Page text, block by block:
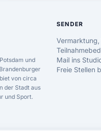
und
von circa
der Stadt aus
und Sport.
SENDER
Mail ins
Freie Stellen